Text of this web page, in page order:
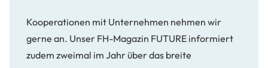
Kooperationen mit Unternehmen nehmen wir
gerne an. Unser FH-Magazin FUTURE informiert
zudem zweimal im Jahr über das breite